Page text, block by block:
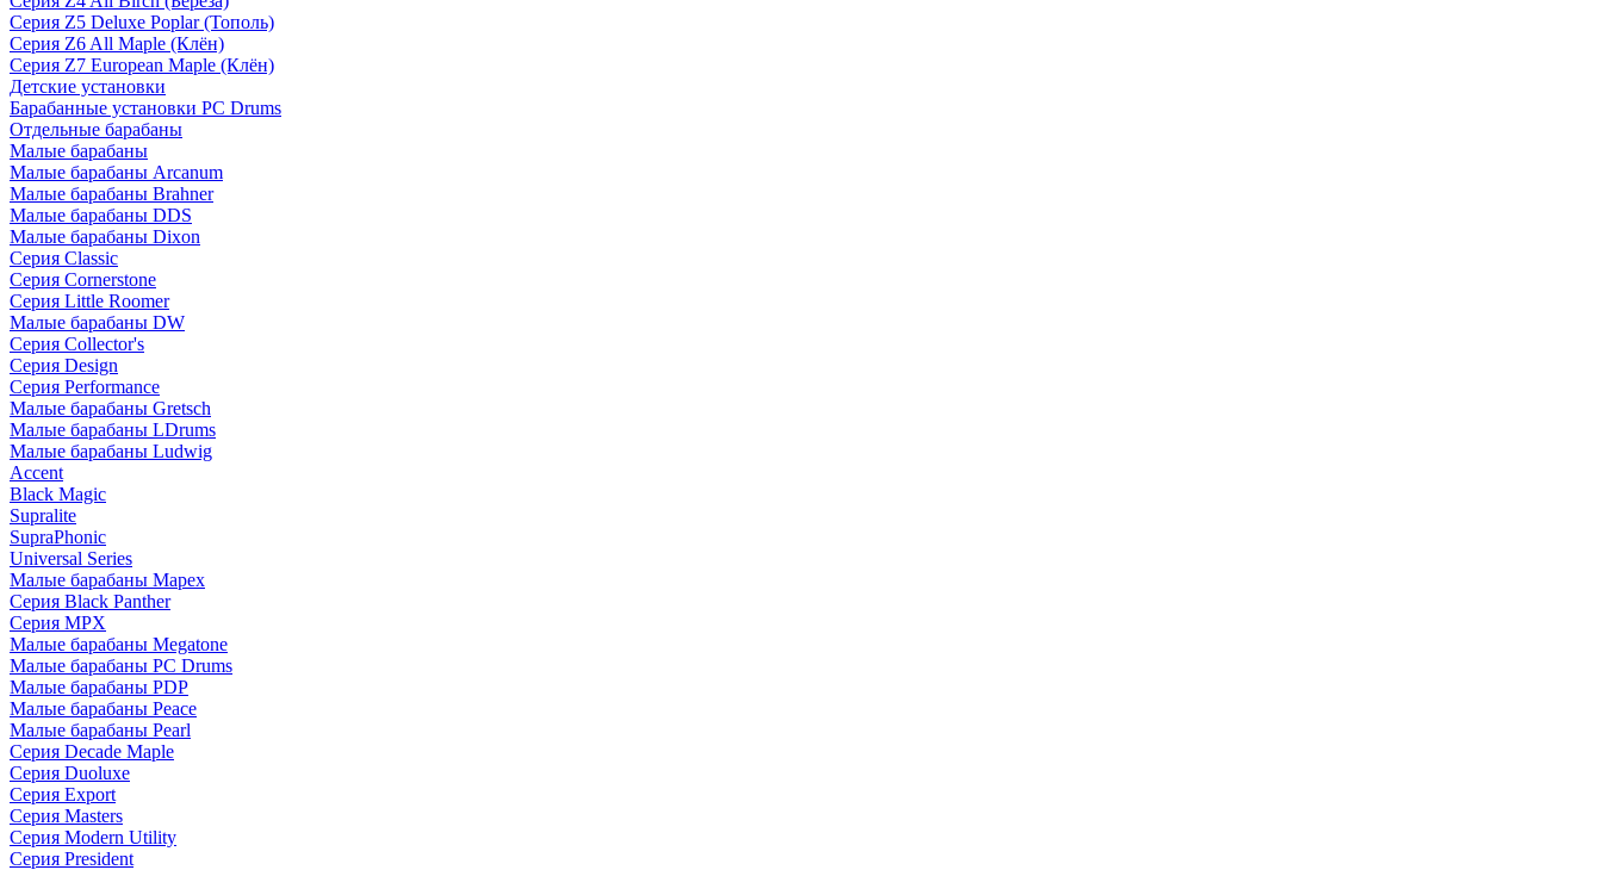
Серия Z5 Deluxe Poplar (Тополь)
Серия Z6 All Maple (Клён)
Серия Z7 European Maple (Клён)
Детские установки
Барабанные установки PC Drums
Отдельные барабаны
Малые барабаны
Малые барабаны Arcanum
Малые барабаны Brahner
Малые барабаны DDS
Малые барабаны Dixon
Серия Classic
Серия Cornerstone
Серия Little Roomer
Малые барабаны DW
Серия Collector's
Серия Design
Серия Performance
Малые барабаны Gretsch
Малые барабаны LDrums
Малые барабаны Ludwig
Accent
Black Magic
Supralite
SupraPhonic
Universal Series
Малые барабаны Mapex
Серия Black Panther
Серия MPX
Малые барабаны Megatone
Малые барабаны PC Drums
Малые барабаны PDP
Малые барабаны Peace
Малые барабаны Pearl
Серия Decade Maple
Серия Duoluxe
Серия Export
Серия Masters
Серия Modern Utility
Серия President